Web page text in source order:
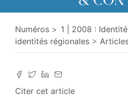
Numéros
1 | 2008 :
identités régionales
Citer cet article